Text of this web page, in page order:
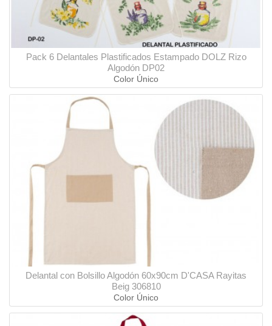
Pack 6 Delantales Plastificados Estampado DOLZ Rizo
Algodón DP02
Color Único
Delantal con Bolsillo Algodón 60x90cm D'CASA Rayitas
Beig 306810
Color Único